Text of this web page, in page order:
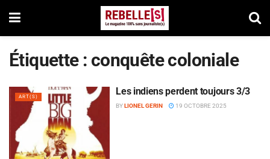
Étiquette : conquête coloniale
ART(S) Les indiens perdent toujours 3/3
BYLIONEL GERIN 19 OCTOBRE 2025